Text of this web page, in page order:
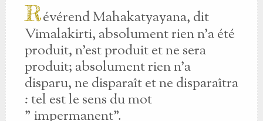
Révérend Mahakatyayana, dit
Vimalakirti, absolument rien n'a été
produit, n'est produit et ne sera
produit; absolument rien n'a
disparu, ne disparaît et ne disparaîtra
: tel est le sens du mot
" impermanent".